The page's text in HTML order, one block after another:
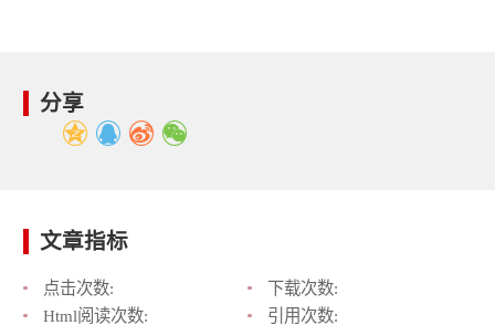
分享
文章指标
点击次数:
下载次数:
Html阅读次数:
引用次数: